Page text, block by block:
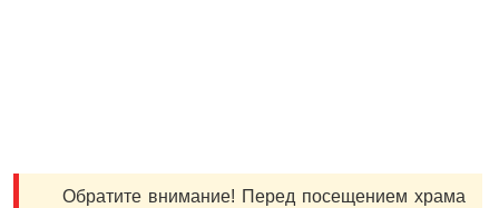
Обратите внимание! Перед посещением храма